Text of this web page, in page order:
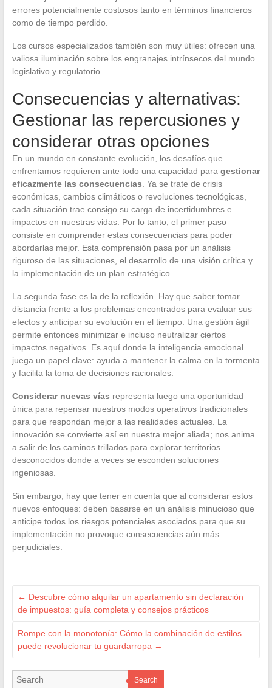
errores potencialmente costosos tanto en términos financieros
como de tiempo perdido.
Los cursos especializados también son muy útiles: ofrecen una
valiosa iluminación sobre los engranajes intrínsecos del mundo
legislativo y regulatorio.
Consecuencias y alternativas:
Gestionar las repercusiones y
considerar otras opciones
En un mundo en constante evolución, los desafíos que
enfrentamos requieren ante todo una capacidad para gestionar
eficazmente las consecuencias . Ya se trate de crisis
económicas, cambios climáticos o revoluciones tecnológicas,
cada situación trae consigo su carga de incertidumbres e
impactos en nuestras vidas. Por lo tanto, el primer paso
consiste en comprender estas consecuencias para poder
abordarlas mejor. Esta comprensión pasa por un análisis
riguroso de las situaciones, el desarrollo de una visión crítica y
la implementación de un plan estratégico.
La segunda fase es la de la reflexión. Hay que saber tomar
distancia frente a los problemas encontrados para evaluar sus
efectos y anticipar su evolución en el tiempo. Una gestión ágil
permite entonces minimizar e incluso neutralizar ciertos
impactos negativos. Es aquí donde la inteligencia emocional
juega un papel clave: ayuda a mantener la calma en la tormenta
y facilita la toma de decisiones racionales.
Considerar nuevas vías representa luego una oportunidad
única para repensar nuestros modos operativos tradicionales
para que respondan mejor a las realidades actuales. La
innovación se convierte así en nuestra mejor aliada; nos anima
a salir de los caminos trillados para explorar territorios
desconocidos donde a veces se esconden soluciones
ingeniosas.
Sin embargo, hay que tener en cuenta que al considerar estos
nuevos enfoques: deben basarse en un análisis minucioso que
anticipe todos los riesgos potenciales asociados para que su
implementación no provoque consecuencias aún más
perjudiciales.
← Descubre cómo alquilar un apartamento sin declaración
de impuestos: guía completa y consejos prácticos
Rompe con la monotonía: Cómo la combinación de estilos
puede revolucionar tu guardarropa →
Search